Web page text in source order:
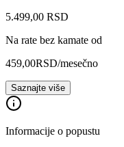
5.499,00 RSD
Na rate bez kamate od
459,00RSD/mesečno
Saznajte više
Informacije o popustu